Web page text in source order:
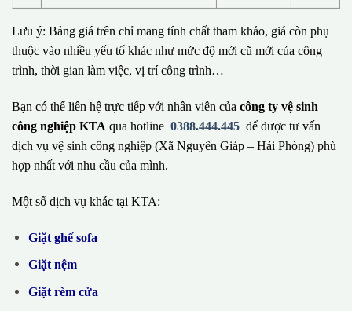
Lưu ý: Bảng giá trên chỉ mang tính chất tham khảo, giá còn phụ
thuộc vào nhiều yếu tố khác như mức độ mới cũ mới của công
trình, thời gian làm việc, vị trí công trình…
Bạn có thể liên hệ trực tiếp với nhân viên của công ty vệ sinh
công nghiệp KTA qua hotline 0388.444.445 để được tư vấn
dịch vụ vệ sinh công nghiệp (Xã Nguyên Giáp – Hải Phòng) phù
hợp nhất với nhu cầu của mình.
Một số dịch vụ khác tại KTA:
Giặt ghế sofa
Giặt nệm
Giặt rèm cửa